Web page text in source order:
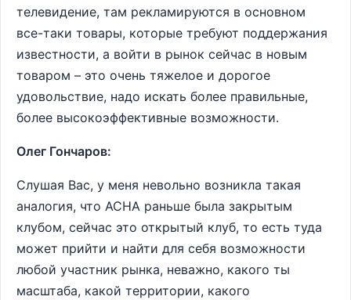
телевидение, там рекламируются в основном
все-таки товары, которые требуют поддержания
известности, а войти в рынок сейчас в новым
товаром – это очень тяжелое и дорогое
удовольствие, надо искать более правильные,
более высокоэффективные возможности.
Олег Гончаров:
Слушая Вас, у меня невольно возникла такая
аналогия, что АСНА раньше была закрытым
клубом, сейчас это открытый клуб, то есть туда
может прийти и найти для себя возможности
любой участник рынка, неважно, какого ты
масштаба, какой территории, какого